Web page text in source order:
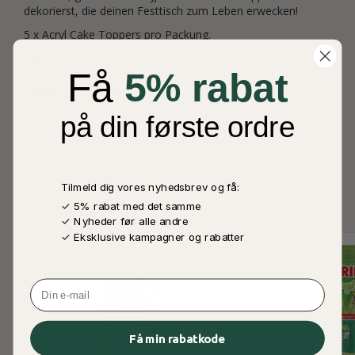
dekorierst, die deinen Festtisch zum Leben erwecken!
5 x Acryl Cake Toppers pro Packung.
Langlebiges Plastik
EBENSO GEKAUFT
Få 5% rabat
på din første ordre
Tilmeld dig vores nyhedsbrev og få:
✓ 5% rabat med det samme
✓ Nyheder før alle andre
✓ Eksklusive kampagner og rabatter
Email
Få min rabatkode